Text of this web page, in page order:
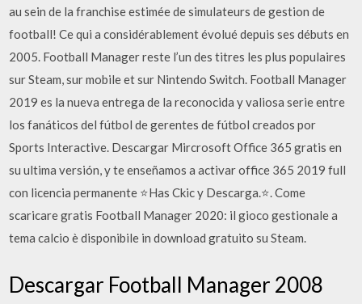
au sein de la franchise estimée de simulateurs de gestion de
football! Ce qui a considérablement évolué depuis ses débuts en
2005. Football Manager reste l’un des titres les plus populaires
sur Steam, sur mobile et sur Nintendo Switch. Football Manager
2019 es la nueva entrega de la reconocida y valiosa serie entre
los fanáticos del fútbol de gerentes de fútbol creados por
Sports Interactive. Descargar Mircrosoft Office 365 gratis en
su ultima versión, y te enseñamos a activar office 365 2019 full
con licencia permanente ⭐Has Ckic y Descarga.⭐. Come
scaricare gratis Football Manager 2020: il gioco gestionale a
tema calcio è disponibile in download gratuito su Steam.
Descargar Football Manager 2008